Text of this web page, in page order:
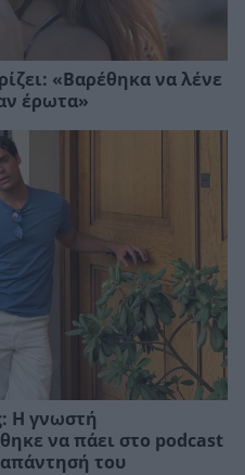
«Βαρέθηκα να λένε
έρωτα»
Η γνωστή
να πάει στο podcast
του